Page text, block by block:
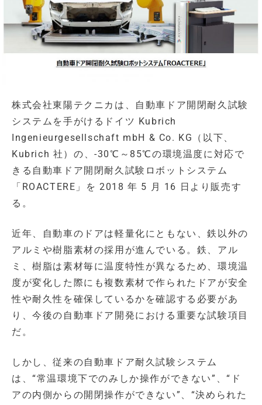
株式会社東陽テクニカは、自動車ドア開閉耐久試験
システムを手がけるドイツ Kubrich
Ingenieurgesellschaft mbH & Co. KG（以下、
Kubrich 社）の、-30℃～85℃の環境温度に対応で
きる自動車ドア開閉耐久試験ロボットシステム
「ROACTERE」を 2018 年 5 月 16 日より販売す
る。
近年、自動車のドアは軽量化にともない、鉄以外の
アルミや樹脂素材の採用が進んでいる。鉄、アル
ミ、樹脂は素材毎に温度特性が異なるため、環境温
度が変化した際にも複数素材で作られたドアが安全
性や耐久性を確保しているかを確認する必要があ
り、今後の自動車ドア開発における重要な試験項目
だ。
しかし、従来の自動車ドア耐久試験システム
は、“常温環境下でのみしか操作ができない”、“ド
アの内側からの開閉操作ができない”、“決められた